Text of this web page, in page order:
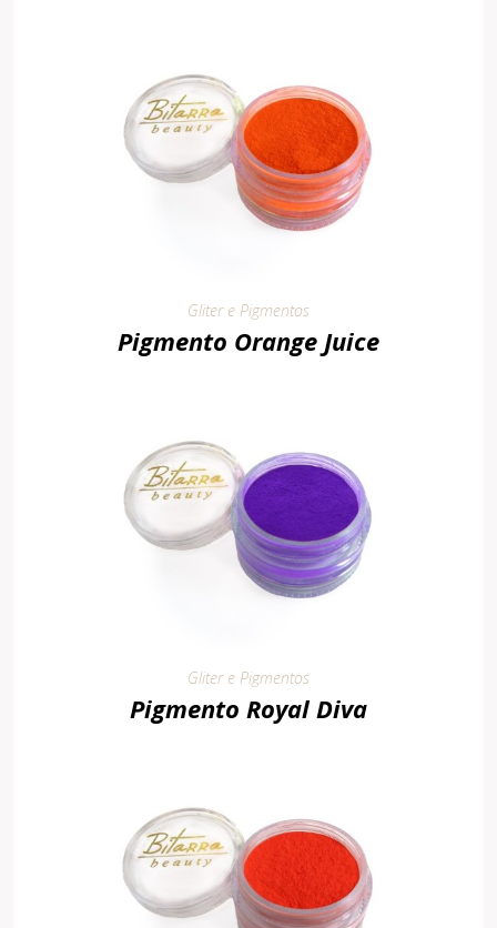
Gliter e Pigmentos
Pigmento Orange Juice
Gliter e Pigmentos
Pigmento Royal Diva